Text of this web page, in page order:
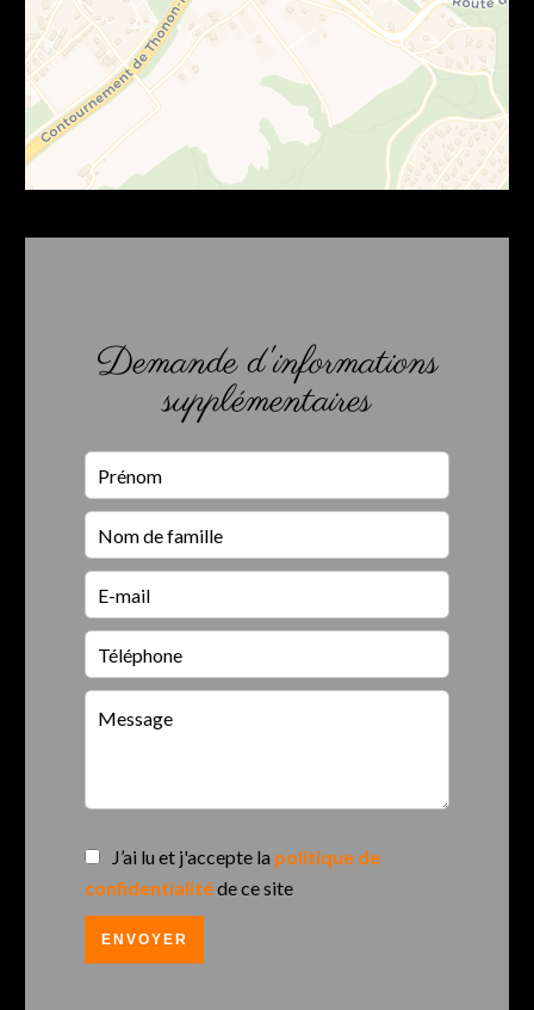
Demande d'informations
supplémentaires
J’ai lu et j'accepte la politique de
confidentialitéde ce site
ENVOYER